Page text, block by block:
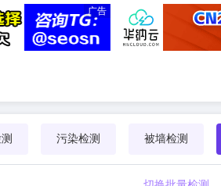
广告
污染检测 被墙检测